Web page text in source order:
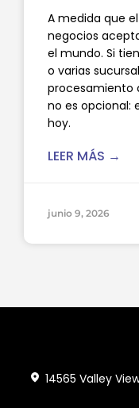
A medida que
negocios
el mundo. Si
o varias
procesamiento
no es opcional:
hoy.
LEER MÁS →
junio 9, 2026
14565 Valley